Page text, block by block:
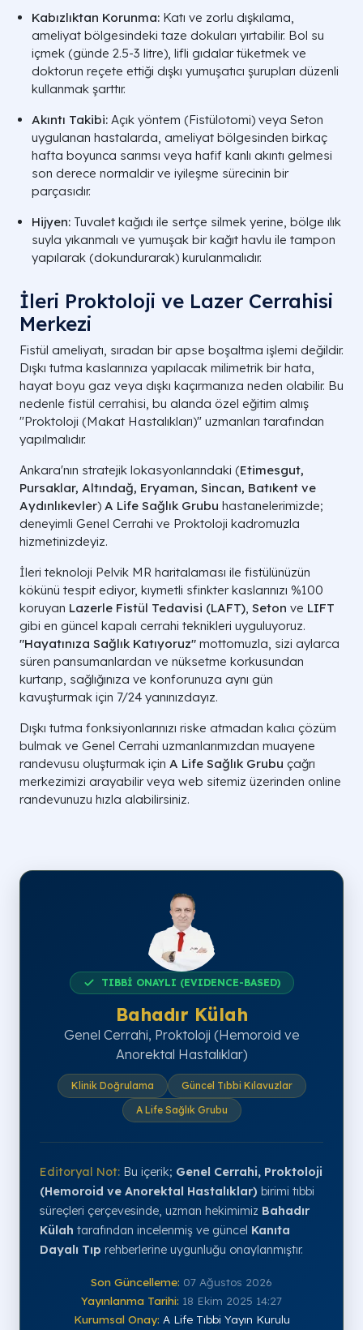
Kabızlıktan Korunma: Katı ve zorlu dışkılama,
ameliyat bölgesindeki taze dokuları yırtabilir. Bol su
içmek (günde 2.5-3 litre), lifli gıdalar tüketmek ve
doktorun reçete ettiği dışkı yumuşatıcı şurupları düzenli
kullanmak şarttır.
Akıntı Takibi: Açık yöntem (Fistülotomi) veya Seton
uygulanan hastalarda, ameliyat bölgesinden birkaç
hafta boyunca sarımsı veya hafif kanlı akıntı gelmesi
son derece normaldir ve iyileşme sürecinin bir
parçasıdır.
Hijyen: Tuvalet kağıdı ile sertçe silmek yerine, bölge ılık
suyla yıkanmalı ve yumuşak bir kağıt havlu ile tampon
yapılarak (dokundurarak) kurulanmalıdır.
İleri Proktoloji ve Lazer Cerrahisi
Merkezi
Fistül ameliyatı, sıradan bir apse boşaltma işlemi değildir.
Dışkı tutma kaslarınıza yapılacak milimetrik bir hata,
hayat boyu gaz veya dışkı kaçırmanıza neden olabilir. Bu
nedenle fistül cerrahisi, bu alanda özel eğitim almış
"Proktoloji (Makat Hastalıkları)" uzmanları tarafından
yapılmalıdır.
Ankara'nın stratejik lokasyonlarındaki (Etimesgut,
Pursaklar, Altındağ, Eryaman, Sincan, Batıkent ve
Aydınlıkevler) A Life Sağlık Grubu hastanelerimizde;
deneyimli Genel Cerrahi ve Proktoloji kadromuzla
hizmetinizdeyiz.
İleri teknoloji Pelvik MR haritalaması ile fistülünüzün
kökünü tespit ediyor, kıymetli sfinkter kaslarınızı %100
koruyan Lazerle Fistül Tedavisi (LAFT), Seton ve LIFT
gibi en güncel kapalı cerrahi teknikleri uyguluyoruz.
"Hayatınıza Sağlık Katıyoruz" mottomuzla, sizi aylarca
süren pansumanlardan ve nüksetme korkusundan
kurtarıp, sağlığınıza ve konforunuza aynı gün
kavuşturmak için 7/24 yanınızdayız.
Dışkı tutma fonksiyonlarınızı riske atmadan kalıcı çözüm
bulmak ve Genel Cerrahi uzmanlarımızdan muayene
randevusu oluşturmak için A Life Sağlık Grubu çağrı
merkezimizi arayabilir veya web sitemiz üzerinden online
randevunuzu hızla alabilirsiniz.
TIBBİ ONAYLI (EVIDENCE-BASED)
Bahadır Külah
Genel Cerrahi, Proktoloji (Hemoroid ve
Anorektal Hastalıklar)
Klinik Doğrulama
Güncel Tıbbi Kılavuzlar
A Life Sağlık Grubu
Editoryal Not: Bu içerik; Genel Cerrahi, Proktoloji
(Hemoroid ve Anorektal Hastalıklar) birimi tıbbi
süreçleri çerçevesinde, uzman hekimimiz Bahadır
Külah tarafından incelenmiş ve güncel Kanıta
Dayalı Tıp rehberlerine uygunluğu onaylanmıştır.
Son Güncelleme: 07 Ağustos 2026
Yayınlanma Tarihi: 18 Ekim 2025 14:27
Kurumsal Onay: A Life Tıbbi Yayın Kurulu